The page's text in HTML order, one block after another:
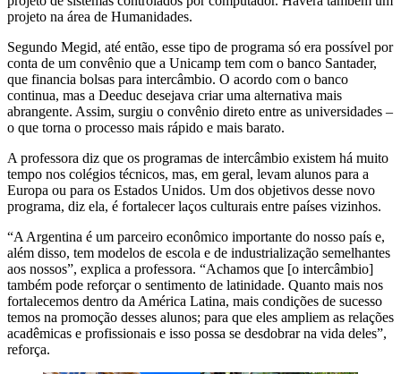
projeto na área de Humanidades.
Segundo Megid, até então, esse tipo de programa só era possível por
conta de um convênio que a Unicamp tem com o banco Santader,
que financia bolsas para intercâmbio. O acordo com o banco
continua, mas a Deeduc desejava criar uma alternativa mais
abrangente. Assim, surgiu o convênio direto entre as universidades –
o que torna o processo mais rápido e mais barato.
A professora diz que os programas de intercâmbio existem há muito
tempo nos colégios técnicos, mas, em geral, levam alunos para a
Europa ou para os Estados Unidos. Um dos objetivos desse novo
programa, diz ela, é fortalecer laços culturais entre países vizinhos.
“A Argentina é um parceiro econômico importante do nosso país e,
além disso, tem modelos de escola e de industrialização semelhantes
aos nossos”, explica a professora. “Achamos que [o intercâmbio]
também pode reforçar o sentimento de latinidade. Quanto mais nos
fortalecemos dentro da América Latina, mais condições de sucesso
temos na promoção desses alunos; para que eles ampliem as relações
acadêmicas e profissionais e isso possa se desdobrar na vida deles”,
reforça.